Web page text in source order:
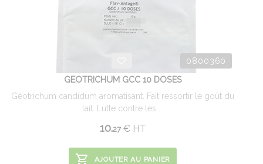
0800360
GEOTRICHUM GCC 10 DOSES
Géotrichum candidum aromatisant. Fait ressortir le goût du
lait. Lutte contre les ...
10.27 €HT
AJOUTER AU PANIER